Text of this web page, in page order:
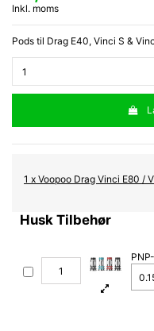
Inkl. moms
Pods til Drag E40, Vinci S &
1 x Voopoo Drag Vinci E80 /
Husk Tilbehør